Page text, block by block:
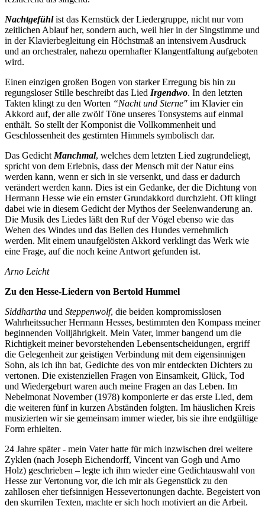
Nachtgefühlist das Kernstück der Liedergruppe, nicht nur vom
zeitlichen Ablauf her, sondern auch, weil hier in der Singstimme und
in der Klavierbegleitung ein Höchstmaß an intensivem Ausdruck
und an orchestraler, nahezu opernhafter Klangentfaltung aufgeboten
wird.
Einen einzigen großen Bogen von starker Erregung bis hin zu
regungsloser Stille beschreibt das Lied Irgendwo. In den letzten
Takten klingt zu den Worten “Nacht und Sterne" im Klavier ein
Akkord auf, der alle zwölf Töne unseres Tonsystems auf einmal
enthält. So stellt der Komponist die Vollkommenheit und
Geschlossenheit des gestirnten Himmels symbolisch dar.
Das Gedicht Manchmal, welches dem letzten Lied zugrundeliegt,
spricht von dem Erlebnis, dass der Mensch mit der Natur eins
werden kann, wenn er sich in sie versenkt, und dass er dadurch
verändert werden kann. Dies ist ein Gedanke, der die Dichtung von
Hermann Hesse wie ein ernster Grundakkord durchzieht. Oft klingt
dabei wie in diesem Gedicht der Mythos der Seelenwanderung an.
Die Musik des Liedes läßt den Ruf der Vögel ebenso wie das
Wehen des Windes und das Bellen des Hundes vernehmlich
werden. Mit einem unaufgelösten Akkord verklingt das Werk wie
eine Frage, auf die noch keine Antwort gefunden ist.
Arno Leicht
Zu den Hesse-Liedern von Bertold Hummel
Siddhartha und Steppenwolf, die beiden kompromisslosen
Wahrheitssucher Hermann Hesses, bestimmten den Kompass meiner
beginnenden Volljährigkeit. Mein Vater, immer bangend um die
Richtigkeit meiner bevorstehenden Lebensentscheidungen, ergriff
die Gelegenheit zur geistigen Verbindung mit dem eigensinnigen
Sohn, als ich ihn bat, Gedichte des von mir entdeckten Dichters zu
vertonen. Die existenziellen Fragen von Einsamkeit, Glück, Tod
und Wiedergeburt waren auch meine Fragen an das Leben. Im
Nebelmonat November (1978) komponierte er das erste Lied, dem
die weiteren fünf in kurzen Abständen folgten. Im häuslichen Kreis
musizierten wir sie gemeinsam immer wieder, bis sie ihre endgültige
Form erhielten.
24 Jahre später - mein Vater hatte für mich inzwischen drei weitere
Zyklen (nach Joseph Eichendorff, Vincent van Gogh und Arno
Holz) geschrieben – legte ich ihm wieder eine Gedichtauswahl von
Hesse zur Vertonung vor, die ich mir als Gegenstück zu den
zahllosen eher tiefsinnigen Hessevertonungen dachte. Begeistert von
den skurrilen Texten, machte er sich hoch motiviert an die Arbeit.